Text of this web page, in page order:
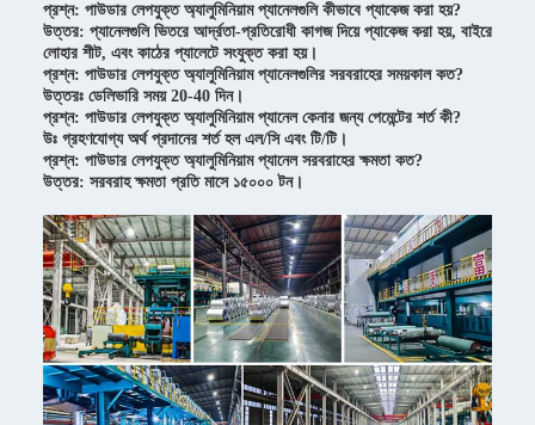
প্রশ্ন: পাউডার লেপযুক্ত অ্যালুমিনিয়াম প্যানেলগুলি কীভাবে প্যাকেজ করা হয়?
উত্তর: প্যানেলগুলি ভিতরে আর্দ্রতা-প্রতিরোধী কাগজ দিয়ে প্যাকেজ করা হয়, বাইরে
লোহার শীট, এবং কাঠের প্যালেটে সংযুক্ত করা হয়।
প্রশ্ন: পাউডার লেপযুক্ত অ্যালুমিনিয়াম প্যানেলগুলির সরবরাহের সময়কাল কত?
উত্তরঃ ডেলিভারি সময় 20-40 দিন।
প্রশ্ন: পাউডার লেপযুক্ত অ্যালুমিনিয়াম প্যানেল কেনার জন্য পেমেন্টের শর্ত কী?
উঃ গ্রহণযোগ্য অর্থ প্রদানের শর্ত হল এল/সি এবং টি/টি।
প্রশ্ন: পাউডার লেপযুক্ত অ্যালুমিনিয়াম প্যানেল সরবরাহের ক্ষমতা কত?
উত্তর: সরবরাহ ক্ষমতা প্রতি মাসে ১৫০০০ টন।